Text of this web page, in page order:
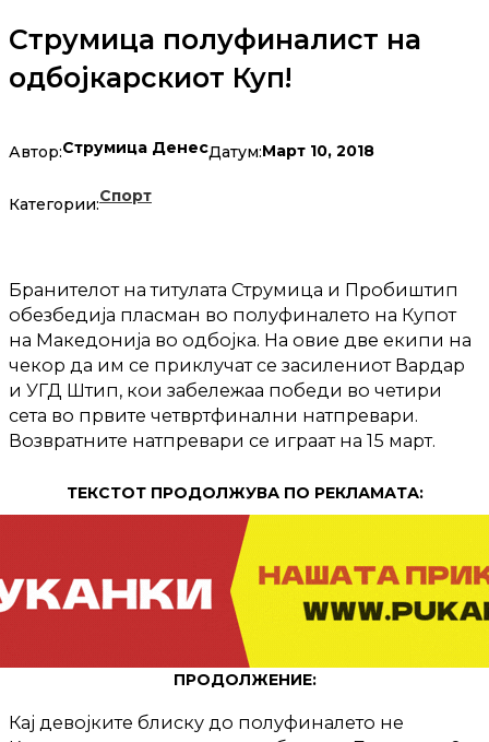
Струмица полуфиналист на
одбојкарскиот Куп!
Автор:Струмица ДенесДатум:Март 10, 2018
Категории:Спорт
Бранителот на титулата Струмица и Пробиштип
обезбедија пласман во полуфиналето на Купот
на Македонија во одбојка. На овие две екипи на
чекор да им се приклучат се засилениот Вардар
и УГД Штип, кои забележаа победи во четири
сета во првите четвртфинални натпревари.
Возвратните натпревари се играат на 15 март.
ТЕКСТОТ ПРОДОЛЖУВА ПО РЕКЛАМАТА:
ПРОДОЛЖЕНИЕ:
Кај девојките блиску до полуфиналето не